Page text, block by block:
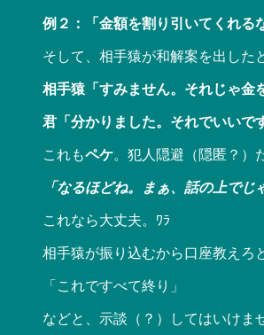
例２：「金額を割り引いてくれる
そして、相手猿が和解案を出した
相手猿「すみません。それじゃ金
君「分かりました。それでいいで
これもペケ。犯人隠避（隠匿？）
「なるほどね。まぁ、話の上で
これなら大丈夫。ﾜﾗ
相手猿が振り込むから口座教えろ
「これですべて終り」
などと、示談（？）してはいけま